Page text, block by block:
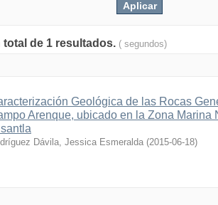
total de 1 resultados. ( segundos)
Geológica de las Rocas
Arenque, ubicado en la Zona Marina
Dávila, Jessica Esmeralda (2015-06-18)